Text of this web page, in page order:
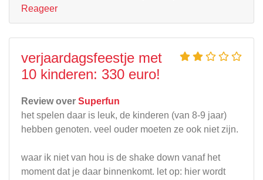
Reageer
verjaardagsfeestje met
10 kinderen: 330 euro!
Review over Superfun
het spelen daar is leuk, de kinderen (van 8-9 jaar)
hebben genoten. veel ouder moeten ze ook niet zijn.
waar ik niet van hou is de shake down vanaf het
moment dat je daar binnenkomt. let op: hier wordt